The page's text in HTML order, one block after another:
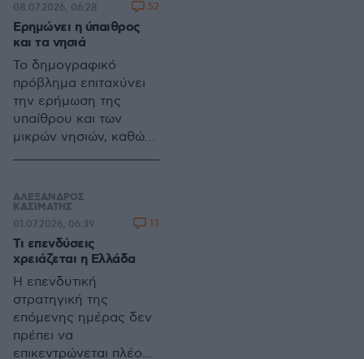
επίμονο πληθωρισμό,
αυξημένο κίνδυνο
ύφεσης και διαρκείς
επιπτώσεις στην
απασχόληση
Ερημώνει η ύπαιθρος
και τα νησιά
Το δημογραφικό
πρόβλημα επιταχύνει
την ερήμωση της
υπαίθρου και των
μικρών νησιών, καθώς
λίγες αστικές
περιοχές, ενώ οι
γεννήσεις μειώνονται
και οι προβλέψεις
δείχνουν περαιτέρω
συρρίκνωση έως το
2050
08.07.2026, 06:28 52
ΑΛΕΞΑΝΔΡΟΣ
ΚΑΣΙΜΑΤΗΣ
Τι επενδύσεις
χρειάζεται η Ελλάδα
Η επενδυτική
στρατηγική της
επόμενης ημέρας δεν
πρέπει να
επικεντρώνεται πλέον
01.07.2026, 06:39 13